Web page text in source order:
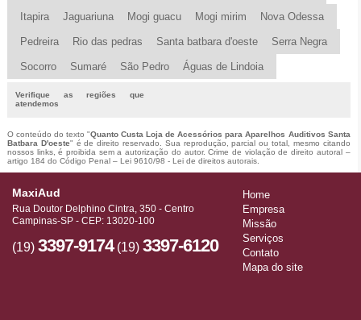
Itapira Jaguariuna Mogi guacu Mogi mirim Nova Odessa
Pedreira Rio das pedras Santa batbara d'oeste Serra Negra
Socorro Sumaré São Pedro Águas de Lindoia
Verifique as regiões que
atendemos
O conteúdo do texto "Quanto Custa Loja de Acessórios para Aparelhos Auditivos Santa
Batbara D'oeste" é de direito reservado. Sua reprodução, parcial ou total, mesmo citando
nossos links, é proibida sem a autorização do autor. Crime de violação de direito autoral –
artigo 184 do Código Penal – Lei 9610/98 - Lei de direitos autorais.
MaxiAud
Rua Doutor Delphino Cintra, 350 - Centro
Campinas-SP - CEP: 13020-100
(19) 3397-9174(19) 3397-6120
Home
Empresa
Missão
Serviços
Contato
Mapa do site